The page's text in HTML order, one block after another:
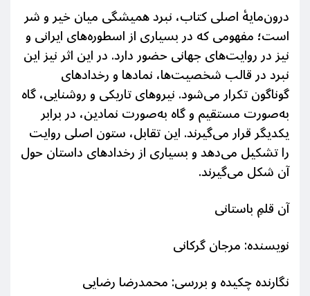
درون‌مایهٔ اصلی کتاب، نبرد همیشگی میان خیر و شر
است؛ مفهومی که در بسیاری از اسطوره‌های ایرانی و
نیز در روایت‌های جهانی حضور دارد. در این اثر نیز این
نبرد در قالب شخصیت‌ها، نمادها و رخدادهای
گوناگون تکرار می‌شود. نیروهای تاریکی و روشنایی، گاه
به‌صورت مستقیم و گاه به‌صورت نمادین، در برابر
یکدیگر قرار می‌گیرند. این تقابل، ستون اصلی روایت
را تشکیل می‌دهد و بسیاری از رخدادهای داستان حول
آن شکل می‌گیرند.
آن قلمِ باستانی
نویسنده: مرجان گرکانی
نگارنده چکیده و بررسی: محمدرضا رضایی